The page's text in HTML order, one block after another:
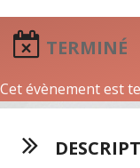
TERMINÉ
Cet évènement est